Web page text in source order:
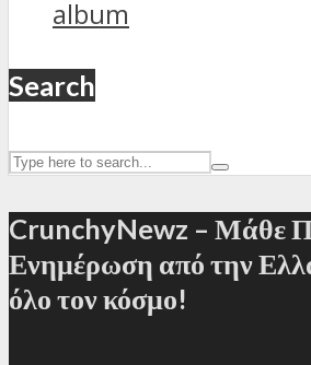
album
Search
CrunchyNewz – Μάθε
Ενημέρωση από την
όλο τον κόσμο!